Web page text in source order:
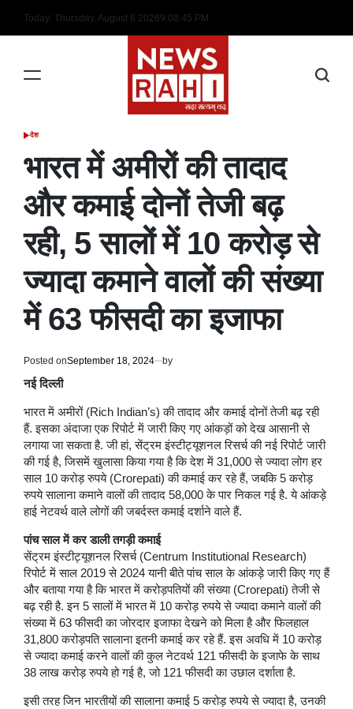
Today: Thursday, August 6 20269:08:46 PM
POSTED
देश
भारत में अमीरों की तादाद
और कमाई दोनों तेजी बढ़
रही, 5 सालों में 10 करोड़ से
ज्यादा कमाने वालों की संख्या
में 63 फीसदी का इजाफा
Posted onSeptember 18, 2024 by
नई दिल्ली
भारत में अमीरों (Rich Indian’s) की तादाद और कमाई दोनों तेजी बढ़ रही
हैं. इसका अंदाजा एक रिपोर्ट में जारी किए गए आंकड़ों को देख आसानी से
लगाया जा सकता है. जी हां, सेंट्रम इंस्‍टीट्यूशनल रिसर्च की नई रिपोर्ट जारी
की गई है, जिसमें खुलासा किया गया है कि देश में 31,000 से ज्यादा लोग हर
साल 10 करोड़ रुपये (Crorepati) की कमाई कर रहे हैं, जबकि 5 करोड़
रुपये सालाना कमाने वालों की तादाद 58,000 के पार निकल गई है. ये आंकड़े
हाई नेटवर्थ वाले लोगों की जबर्दस्त कमाई दर्शाने वाले हैं.
पांच साल में कर डाली तगड़ी कमाई
सेंट्रम इंस्टीट्यूशनल रिसर्च (Centrum Institutional Research)
रिपोर्ट में साल 2019 से 2024 यानी बीते पांच साल के आंकड़े जारी किए गए हैं
और बताया गया है कि भारत में करोड़पतियों की संख्या (Crorepati) तेजी से
बढ़ रही है. इन 5 सालों में भारत में 10 करोड़ रुपये से ज्यादा कमाने वालों की
संख्या में 63 फीसदी का जोरदार इजाफा देखने को मिला है और फिलहाल
31,800 करोड़पति सालाना इतनी कमाई कर रहे हैं. इस अवधि में 10 करोड़
से ज्‍यादा कमाई करने वालों की कुल नेटवर्थ 121 फीसदी के इजाफे के साथ
38 लाख करोड़ रुपये हो गई है, जो 121 फीसदी का उछाल दर्शाता है.
इसी तरह जिन भारतीयों की सालाना कमाई 5 करोड़ रुपये से ज्यादा है, उनकी